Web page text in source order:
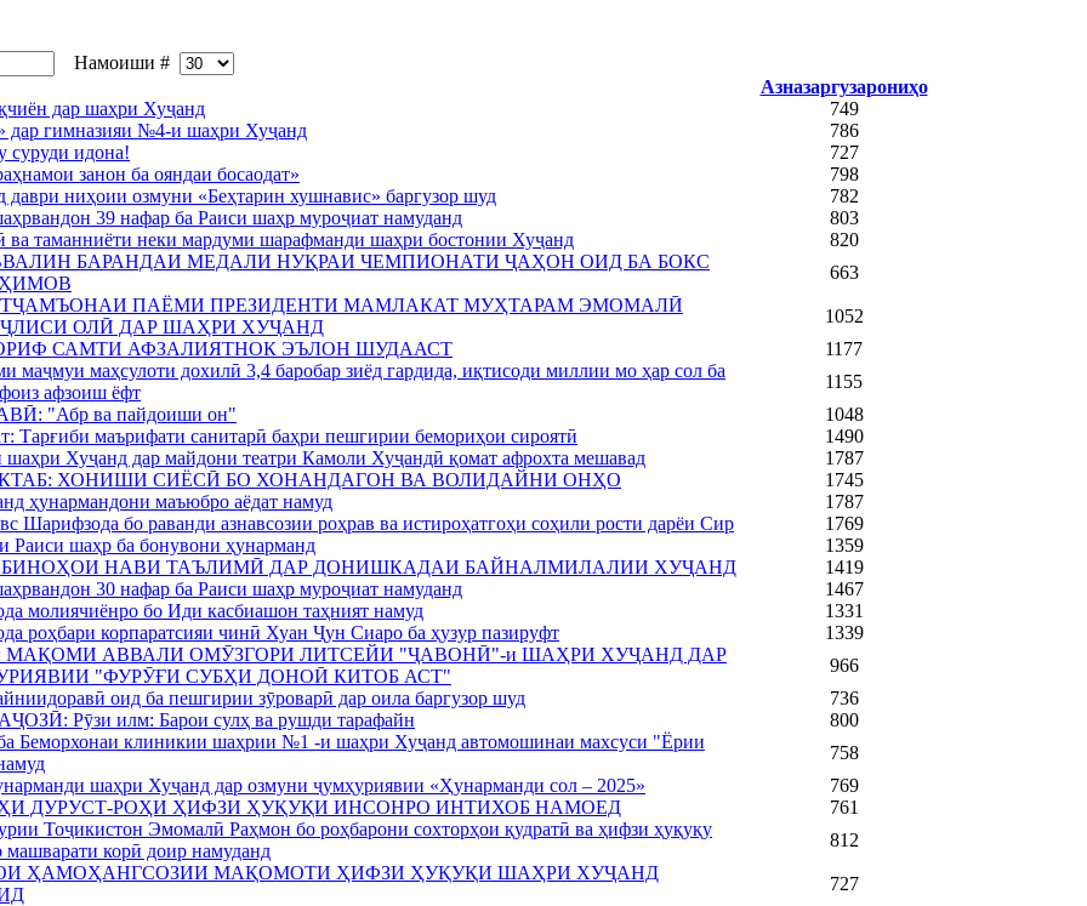
Намоиши #
Азназаргузарониҳо
дар шаҳри Хуҷанд
749
дар гимназияи №4-и шаҳри Хуҷанд
786
суруди идона!
727
занон ба ояндаи босаодат»
798
ниҳоии озмуни «Беҳтарин хушнавис» баргузор шуд
782
39 нафар ба Раиси шаҳр муроҷиат намуданд
803
ва таманниёти неки мардуми шарафманди шаҳри бостонии Хуҷанд
820
БАРАНДАИ МЕДАЛИ НУҚРАИ ЧЕМПИОНАТИ ҶАҲОН ОИД БА БОКС
663
ПАЁМИ ПРЕЗИДЕНТИ МАМЛАКАТ МУҲТАРАМ ЭМОМАЛӢ
ОЛӢ ДАР ШАҲРИ ХУҶАНД
1052
САМТИ АФЗАЛИЯТНОК ЭЪЛОН ШУДААСТ
1177
маҳсулоти дохилӣ 3,4 баробар зиёд гардида, иқтисоди миллии мо ҳар сол ба
афзоиш ёфт
1155
"Абр ва пайдоиши он"
1048
Тарғиби маърифати санитарӣ баҳри пешгирии бемориҳои сироятӣ
1490
Хуҷанд дар майдони театри Камоли Хуҷандӣ қомат афрохта мешавад
1787
ХОНИШИ СИЁСӢ БО ХОНАНДАГОН ВА ВОЛИДАЙНИ ОНҲО
1745
ҳунармандони маъюбро аёдат намуд
1787
Шарифзода бо раванди азнавсозии роҳрав ва истироҳатгоҳи соҳили рости дарёи Сир
1769
Раиси шаҳр ба бонувони ҳунарманд
1359
БИНОҲОИ НАВИ ТАЪЛИМӢ ДАР ДОНИШКАДАИ БАЙНАЛМИЛАЛИИ ХУҶАНД
1419
30 нафар ба Раиси шаҳр муроҷиат намуданд
1467
молиячиёнро бо Иди касбиашон таҳният намуд
1331
роҳбари корпаратсияи чинӣ Хуан Ҷун Сиаро ба ҳузур пазируфт
1339
АВВАЛИ ОМӮЗГОРИ ЛИТСЕЙИ "ҶАВОНӢ"-и ШАҲРИ ХУҶАНД ДАР
"ФУРӮҒИ СУБҲИ ДОНОӢ КИТОБ АСТ"
966
оид ба пешгирии зӯроварӣ дар оила баргузор шуд
736
Рӯзи илм: Барои сулҳ ва рушди тарафайн
800
Беморхонаи клиникии шаҳрии №1 -и шаҳри Хуҷанд автомошинаи махсуси "Ёрии
758
шаҳри Хуҷанд дар озмуни ҷумҳуриявии «Ҳунарманди сол – 2025»
769
ДУРУСТ-РОҲИ ҲИФЗИ ҲУҚУҚИ ИНСОНРО ИНТИХОБ НАМОЕД
761
Тоҷикистон Эмомалӣ Раҳмон бо роҳбарони сохторҳои қудратӣ ва ҳифзи ҳуқуқу
машварати корӣ доир намуданд
812
ҲАМОҲАНГСОЗИИ МАҚОМОТИ ҲИФЗИ ҲУҚУҚИ ШАҲРИ ХУҶАНД
727